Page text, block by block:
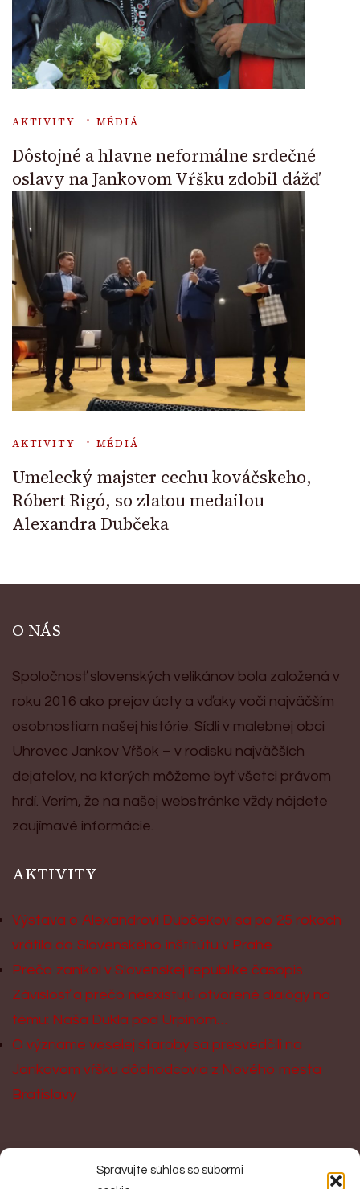
Spravujte súhlas so súbormi
AKTIVITY MÉDIÁ
Dôstojné a hlavne neformálne srdečné
oslavy na Jankovom Vŕšku zdobil dážď
AKTIVITY MÉDIÁ
Umelecký majster cechu kováčskeho,
Róbert Rigó, so zlatou medailou
Alexandra Dubčeka
O NÁS
Spoločnosť slovenských velikánov bola založená v
roku 2016 ako prejav úcty a vďaky voči najväčším
osobnostiam našej histórie. Sídli v malebnej obci
Uhrovec Jankov Vŕšok – v rodisku najväčších
dejateľov, na ktorých môžeme byť všetci právom
hrdí. Verím, že na našej webstránke vždy nájdete
zaujímavé informácie.
AKTIVITY
Výstava o Alexandrovi Dubčekovi sa po 25 rokoch
vrátila do Slovenského inštitútu v Prahe
Prečo zanikol v Slovenskej republike časopis
Závislosť a prečo neexistujú otvorené dialógy na
tému: Naša Dukla pod Urpínom…
O význame veselej staroby sa presvedčili na
Jankovom vŕšku dôchodcovia z Nového mesta
Bratislavy